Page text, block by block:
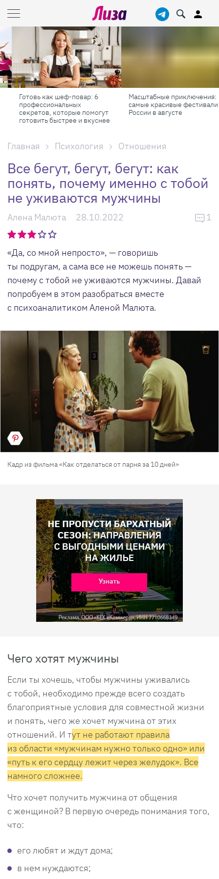
Готовь как шеф-повар: 6
профессиональных
секретов, которые помогут
готовить быстрее и вкуснее
Масштабные приключения:
самые красивые фестивали
России в августе
Главная Психология Отношения
Все бегут, бегут, бегут: как
понять, почему именно с тобой
не уживаются мужчины
Алена Малюта 28.10.2022 1
«Да, со мной непросто», — говоришь
ты подругам, а сама все не можешь понять —
почему с тобой не уживаются мужчины. Давай
попробуем в этом разобраться вместе
с психоаналитиком Аленой Малюта.
Кадр из фильма «Как отделаться от парня за 10 дней»
Чего хотят мужчины
Если ты хочешь, чтобы мужчины уживались
с тобой, необходимо прежде всего создать
благоприятные условия для совместной жизни
и понять, чего же хочет мужчина от этих
отношений. И тут не работают правила
из области «мужчинам нужно только одно» или
«путь к его сердцу лежит через желудок». Все
намного сложнее.
Что хочет получить мужчина от общения
с женщиной? В первую очередь понимания того,
что:
его любят и ждут дома;
в нем нуждаются;